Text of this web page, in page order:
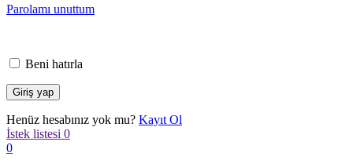
Parolamı unuttum
Beni hatırla
Henüz hesabınız yok mu? Kayıt Ol
İstek listesi 0
0